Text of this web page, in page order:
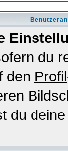
du
den Profil
du